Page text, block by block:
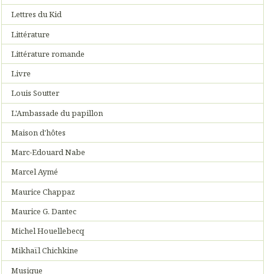
Lettres du Kid
Littérature
Littérature romande
Livre
Louis Soutter
L'Ambassade du papillon
Maison d'hôtes
Marc-Edouard Nabe
Marcel Aymé
Maurice Chappaz
Maurice G. Dantec
Michel Houellebecq
Mikhaïl Chichkine
Musique